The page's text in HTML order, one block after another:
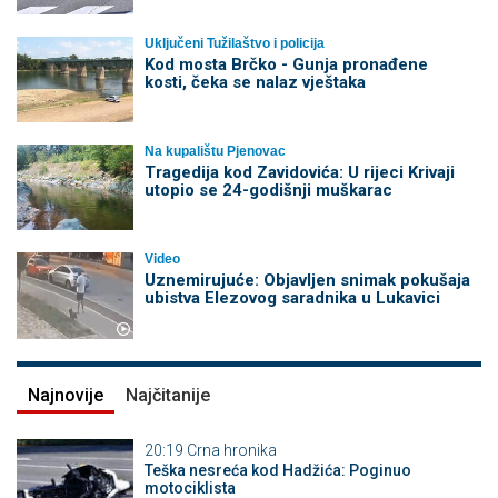
Uključeni Tužilaštvo i policija
Kod mosta Brčko - Gunja pronađene
kosti, čeka se nalaz vještaka
Na kupalištu Pjenovac
Tragedija kod Zavidovića: U rijeci Krivaji
utopio se 24-godišnji muškarac
Video
Uznemirujuće: Objavljen snimak pokušaja
ubistva Elezovog saradnika u Lukavici
Najnovije Najčitanije
20:19 Crna hronika
Teška nesreća kod Hadžića: Poginuo
motociklista